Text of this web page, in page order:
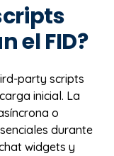
el FID?
party scripts
inicial. La
o
durante
widgets y